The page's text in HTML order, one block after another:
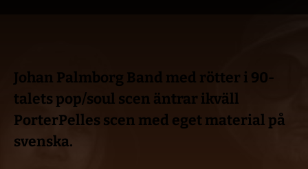
Johan Palmborg Band med rötter i 90-
talets pop/soul scen äntrar ikväll
PorterPelles scen med eget material på
svenska.